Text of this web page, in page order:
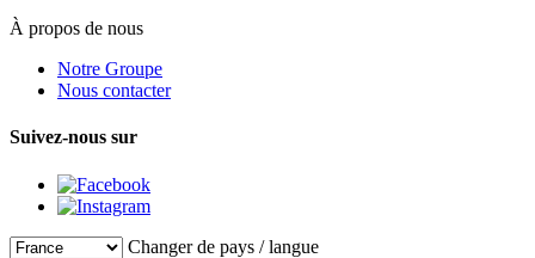
À propos de nous
Notre Groupe
Nous contacter
Suivez-nous sur
Changer de pays / langue